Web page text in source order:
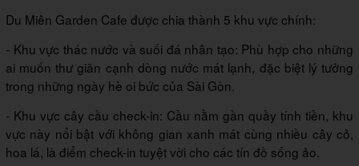
Du Miên Garden Cafe được chia thành 5 khu vực chính:
- Khu vực thác nước và suối đá nhân tạo: Phù hợp cho những
ai muốn thư giãn cạnh dòng nước mát lạnh, đặc biệt lý tưởng
trong những ngày hè oi bức của Sài Gòn.
- Khu vực cây cầu check-in: Cầu nằm gần quầy tính tiền, khu
vực này nổi bật với không gian xanh mát cùng nhiều cây cỏ,
hoa lá, là điểm check-in tuyệt vời cho các tín đồ sống ảo.